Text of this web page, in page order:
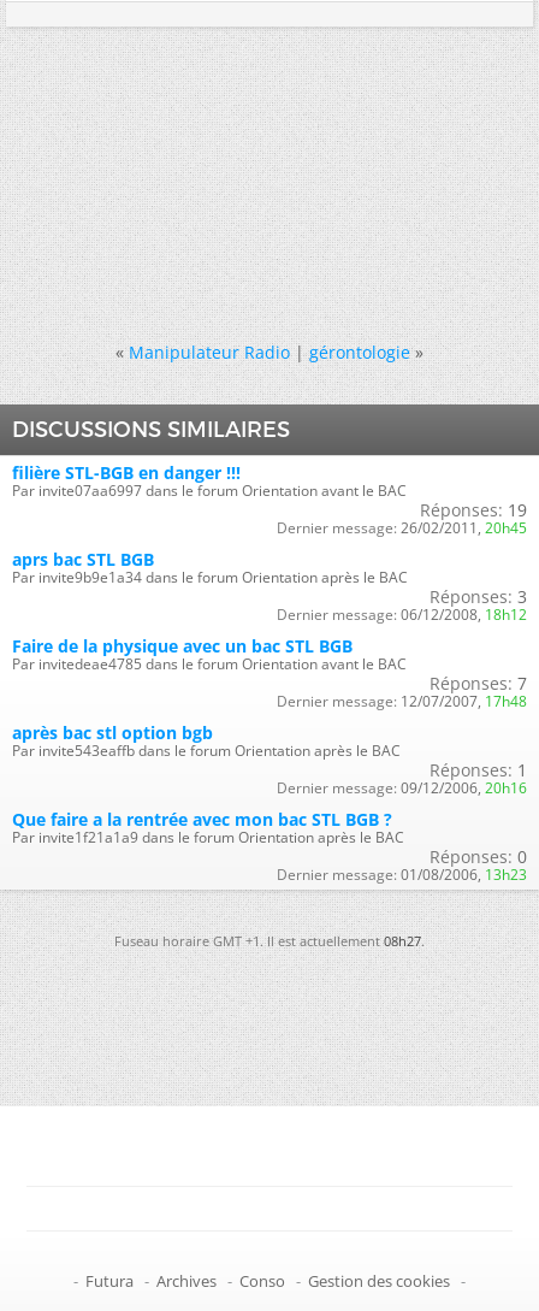
« Manipulateur Radio|gérontologie »
DISCUSSIONS SIMILAIRES
filière STL-BGB en danger !!!
Par invite07aa6997 dans le forum Orientation avant le BAC
Réponses: 19
Dernier message: 26/02/2011, 20h45
aprs bac STL BGB
Par invite9b9e1a34 dans le forum Orientation après le BAC
Réponses: 3
Dernier message: 06/12/2008, 18h12
Faire de la physique avec un bac STL BGB
Par invitedeae4785 dans le forum Orientation avant le BAC
Réponses: 7
Dernier message: 12/07/2007, 17h48
après bac stl option bgb
Par invite543eaffb dans le forum Orientation après le BAC
Réponses: 1
Dernier message: 09/12/2006, 20h16
Que faire a la rentrée avec mon bac STL BGB ?
Par invite1f21a1a9 dans le forum Orientation après le BAC
Réponses: 0
Dernier message: 01/08/2006, 13h23
Fuseau horaire GMT +1. Il est actuellement08h27.
- Futura - Archives - Conso - Gestion des cookies -